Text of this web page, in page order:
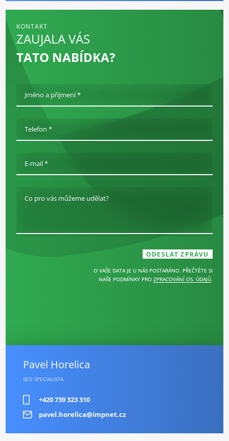
KONTAKT
ZAUJALA VÁS
TATO NABÍDKA?
Jméno a příjmení *
Telefon *
E-mail *
Co pro vás můžeme udělat?
O VAŠE DATA JE U NÁS POSTARÁNO. PŘEČTĚTE SI
NAŠE PODMÍNKY PRO ZPRACOVÁNÍ OS. ÚDAJŮ.
Pavel Horelica
SEO SPECIALISTA
+420 739 323 310
pavel.horelica@impnet.cz